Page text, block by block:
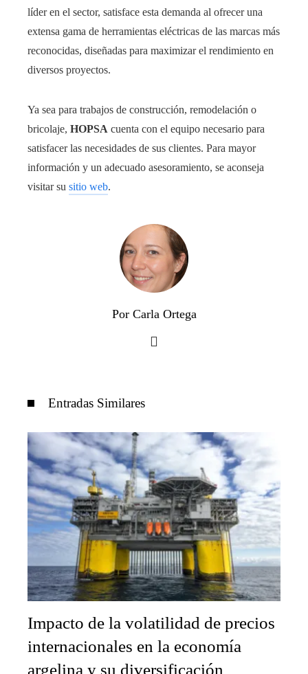
líder en el sector, satisface esta demanda al ofrecer una
extensa gama de herramientas eléctricas de las marcas más
reconocidas, diseñadas para maximizar el rendimiento en
diversos proyectos.
Ya sea para trabajos de construcción, remodelación o
bricolaje, HOPSA cuenta con el equipo necesario para
satisfacer las necesidades de sus clientes. Para mayor
información y un adecuado asesoramiento, se aconseja
visitar su sitio web.
Por Carla Ortega
Entradas Similares
Impacto de la volatilidad de precios
internacionales en la economía
argelina y su diversificación